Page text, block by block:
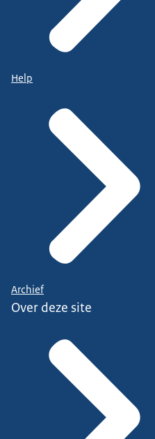
Help
Archief
Over deze site